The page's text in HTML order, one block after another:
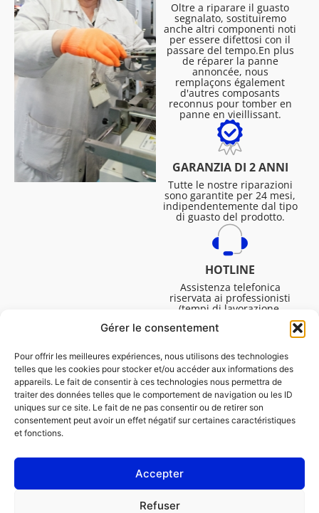
Gérer le consentement
Pour offrir les meilleures expériences, nous utilisons des technologies
telles que les cookies pour stocker et/ou accéder aux informations des
appareils. Le fait de consentir à ces technologies nous permettra de
traiter des données telles que le comportement de navigation ou les ID
uniques sur ce site. Le fait de ne pas consentir ou de retirer son
consentement peut avoir un effet négatif sur certaines caractéristiques
et fonctions.
Accepter
Refuser
Oltre a riparare il guasto
segnalato, sostituiremo
anche altri componenti noti
per essere difettosi con il
passare del tempo.En plus
de réparer la panne
annoncée, nous
remplaçons également
d'autres composants
reconnus pour tomber en
panne en vieillissant.
GARANZIA DI 2 ANNI
Tutte le nostre riparazioni
sono garantite per 24 mesi,
indipendentemente dal tipo
di guasto del prodotto.
HOTLINE
Assistenza telefonica
riservata ai professionisti
(tempi di lavorazione,
Dal lunedì al venerdì dalle